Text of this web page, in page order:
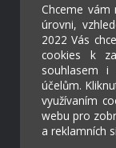
Chceme vám
úrovni,
2022 Vás
cookies k
souhlasem i
účelům.
využívaním
webu pro
a reklamních